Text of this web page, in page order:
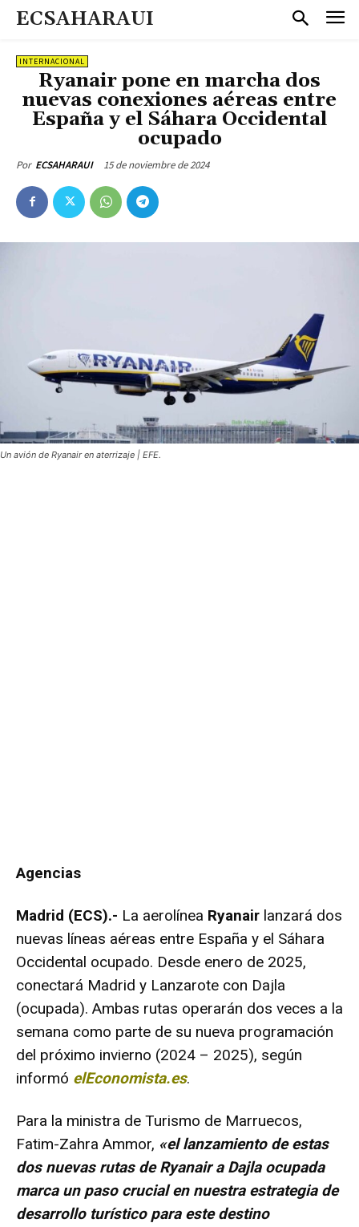
ECSAHARAUI
INTERNACIONAL
Ryanair pone en marcha dos
nuevas conexiones aéreas entre
España y el Sáhara Occidental
ocupado
Por ECSAHARAUI 15 de noviembre de 2024
Un avión de Ryanair en aterrizaje | EFE.
Agencias
Madrid (ECS).- La aerolínea Ryanair lanzará dos
nuevas líneas aéreas entre España y el Sáhara
Occidental ocupado. Desde enero de 2025,
conectará Madrid y Lanzarote con Dajla
(ocupada). Ambas rutas operarán dos veces a la
semana como parte de su nueva programación
del próximo invierno (2024 – 2025), según
informó elEconomista.es.
Para la ministra de Turismo de Marruecos,
Fatim-Zahra Ammor, «el lanzamiento de estas
dos nuevas rutas de Ryanair a Dajla ocupada
marca un paso crucial en nuestra estrategia de
desarrollo turístico para este destino